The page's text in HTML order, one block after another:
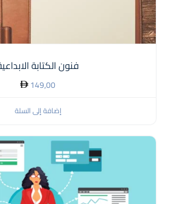
فنون الكتابة
149,00
إضافة إلى السلة